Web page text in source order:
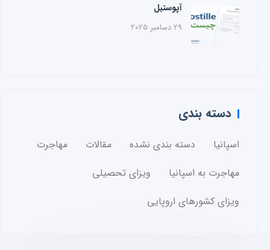
آپوستیل
29 دسامبر 2025
دسته بندی
اسپانیا دسته بندی نشده مقالات
مهاجرت
مهاجرت به اسپانیا
ویزای تحصیلی
ویزای کشورهای اروپایی